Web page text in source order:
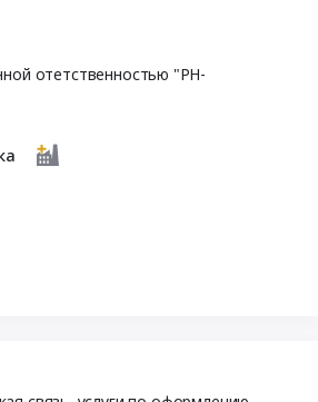
отетственностью "РН-